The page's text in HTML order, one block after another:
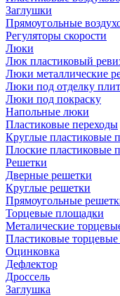
Заглушки
Прямоугольные
Регуляторы скорости
Люки
Люк пластиковый
Люки металлические
Люки под отделку
Люки под покраску
Напольные люки
Пластиковые переходы
Круглые пластиковые
Плоские пластиковые
Решетки
Дверные решетки
Круглые решетки
Прямоугольные
Торцевые площадки
Металические
Пластиковые
Оцинковка
Дефлектор
Дроссель
Заглушка